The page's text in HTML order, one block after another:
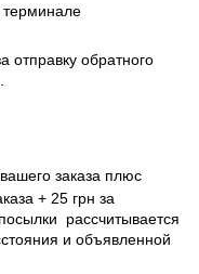
терминале
отправку обратного
заказа плюс
+ 25 грн за
рассчитывается
и объявленной